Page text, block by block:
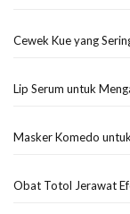
Cewek Kue yang
Lip Serum untuk
Masker Komedo
Obat Totol Jerawat